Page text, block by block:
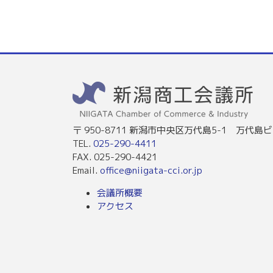
〒 950-8711 新潟市中央区万代島5-1 万代島
TEL. 025-290-4411
FAX. 025-290-4421
Email. office@niigata-cci.or.jp
会議所概要
アクセス